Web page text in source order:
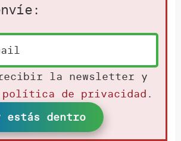
la newsletter y
política de privacidad .
estás dentro